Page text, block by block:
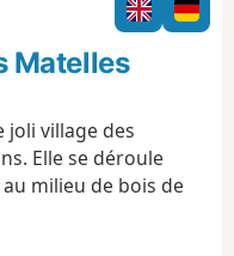
r
l
Matelles
joli village des
Elle se déroule
milieu de bois de